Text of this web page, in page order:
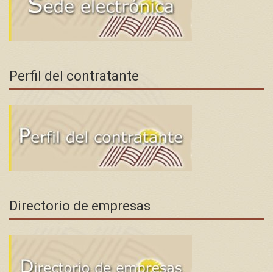
Perfil del contratante
Directorio de empresas